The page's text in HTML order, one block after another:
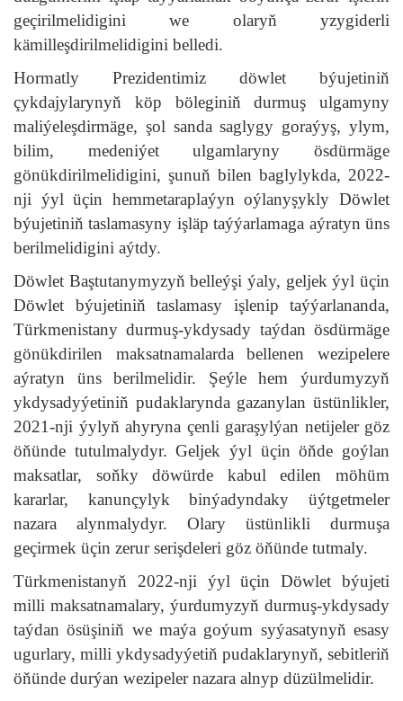
geçirilmelidigini we olaryň yzygiderli
kämilleşdirilmelidigini belledi.
Hormatly Prezidentimiz döwlet býujetiniň
çykdajylarynyň köp böleginiň durmuş ulgamyny
maliýeleşdirmäge, şol sanda saglygy goraýyş, ylym,
bilim, medeniýet ulgamlaryny ösdürmäge
gönükdirilmelidigini, şunuň bilen baglylykda, 2022-
nji ýyl üçin hemmetaraplaýyn oýlanyşykly Döwlet
býujetiniň taslamasyny işläp taýýarlamaga aýratyn üns
berilmelidigini aýtdy.
Döwlet Baştutanymyzyň belleýşi ýaly, geljek ýyl üçin
Döwlet býujetiniň taslamasy işlenip taýýarlananda,
Türkmenistany durmuş-ykdysady taýdan ösdürmäge
gönükdirilen maksatnamalarda bellenen wezipelere
aýratyn üns berilmelidir. Şeýle hem ýurdumyzyň
ykdysadyýetiniň pudaklarynda gazanylan üstünlikler,
2021-nji ýylyň ahyryna çenli garaşylýan netijeler göz
öňünde tutulmalydyr. Geljek ýyl üçin öňde goýlan
maksatlar, soňky döwürde kabul edilen möhüm
kararlar, kanunçylyk binýadyndaky üýtgetmeler
nazara alynmalydyr. Olary üstünlikli durmuşa
geçirmek üçin zerur serişdeleri göz öňünde tutmaly.
Türkmenistanyň 2022-nji ýyl üçin Döwlet býujeti
milli maksatnamalary, ýurdumyzyň durmuş-ykdysady
taýdan ösüşiniň we maýa goýum syýasatynyň esasy
ugurlary, milli ykdysadyýetiň pudaklarynyň, sebitleriň
öňünde durýan wezipeler nazara alnyp düzülmelidir.